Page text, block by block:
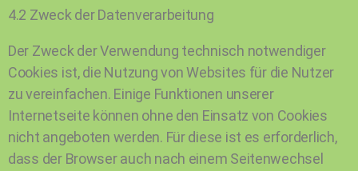
4.2 Zweck der Datenverarbeitung
Der Zweck der Verwendung technisch notwendiger
Cookies ist, die Nutzung von Websites für die Nutzer
zu vereinfachen. Einige Funktionen unserer
Internetseite können ohne den Einsatz von Cookies
nicht angeboten werden. Für diese ist es erforderlich,
dass der Browser auch nach einem Seitenwechsel